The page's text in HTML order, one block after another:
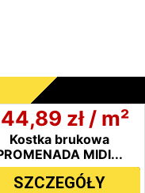
zł / m²
Kostka brukowa
MIDI...
SZCZEGÓŁY